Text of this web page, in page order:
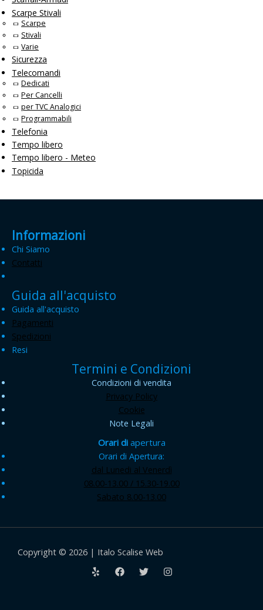
Scarpe Stivali
Scarpe
Stivali
Varie
Sicurezza
Telecomandi
Dedicati
Per Cancelli
per TVC Analogici
Programmabili
Telefonia
Tempo libero
Tempo libero - Meteo
Topicida
Informazioni
Chi Siamo
Contatti
Guida all'acquisto
Guida all'acquisto
Pagamenti
Spedizioni
Resi
Termini e Condizioni
Condizioni di vendita
Privacy Policy
Cookie
Note Legali
Orari diapertura
Orari di Apertura:
dal Lunedi al Venerdì
08.00-13.00 / 15.30-19.00
Sabato 8.00-13.00
Copyright © 2026 | Italo Scalise Web